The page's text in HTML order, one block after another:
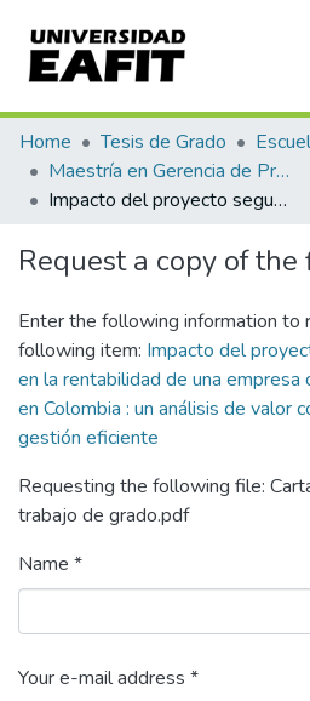
Communities & Collections
All of DSpace
Home Tesis de Grado
Maestría en Gerencia de Proyectos (Tesis)
Impacto del proyecto seguridad alimentaria en la rentabilidad de una empresa del sector de construcción en Colombia : un análisis de valor compartido y modelos de gestión eficiente
Request a copy of the
Enter the following information to
following item: Impacto del
en la rentabilidad de una
en Colombia : un análisis de valor
gestión eficiente
Requesting the following file:
trabajo de grado.pdf
Name *
Your e-mail address *